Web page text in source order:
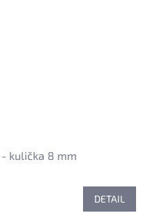
kulička 8 mm
DETAIL